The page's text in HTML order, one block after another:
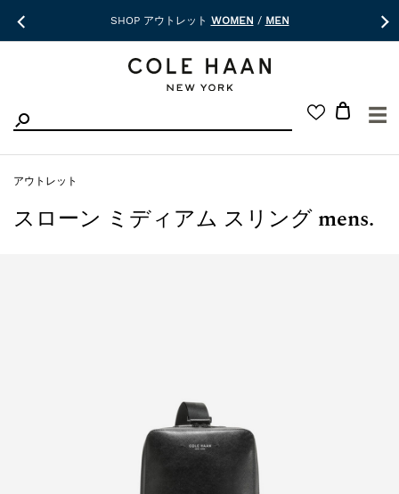
SHOP アウトレット WOMEN / MEN
☰
アウトレット
スローン ミディアム スリング mens.